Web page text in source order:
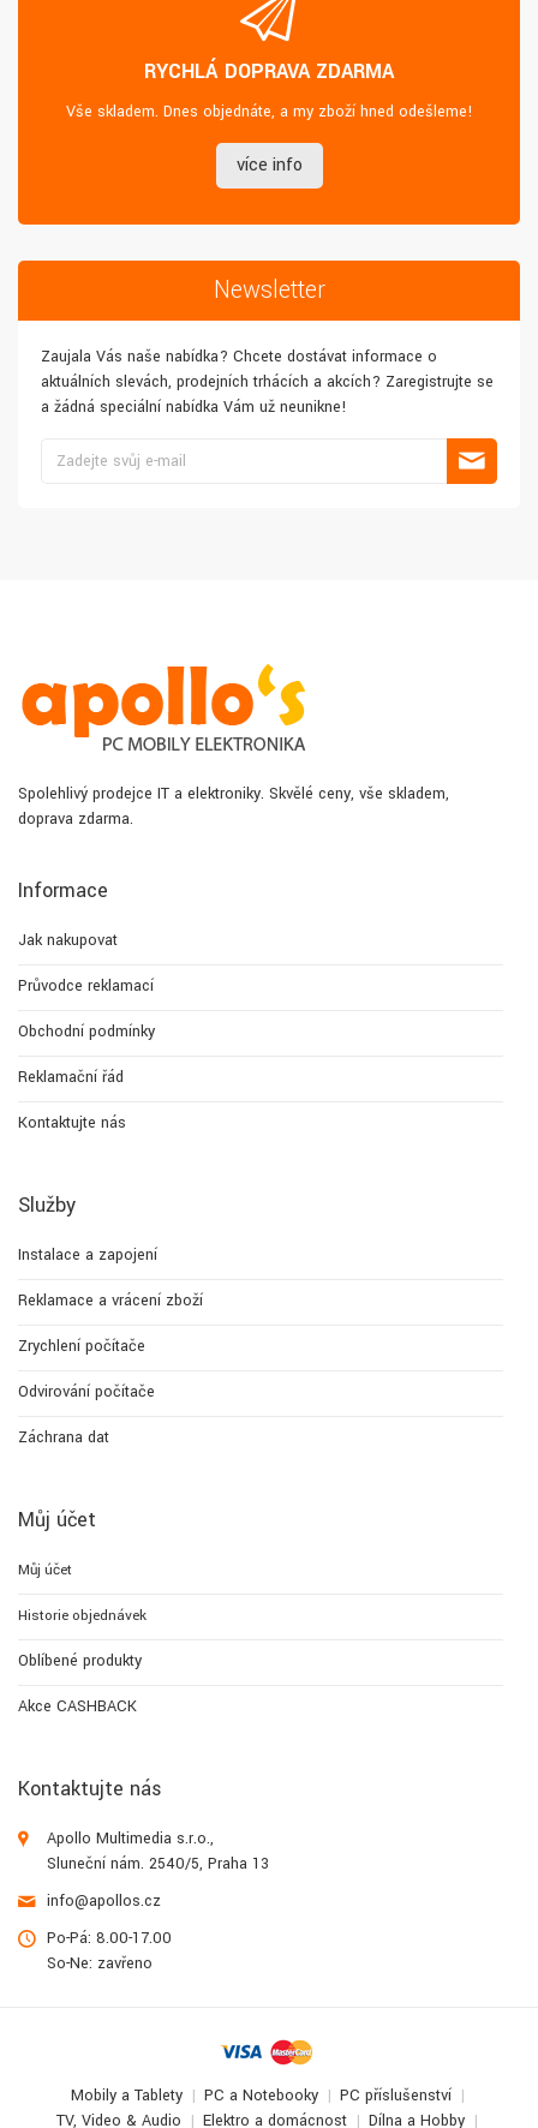
RYCHLÁ DOPRAVA ZDARMA
Vše skladem. Dnes objednáte, a my zboží hned odešleme!
více info
Newsletter
Zaujala Vás naše nabídka? Chcete dostávat informace o
aktuálních slevách, prodejních trhácích a akcích? Zaregistrujte se
a žádná speciální nabídka Vám už neunikne!
Spolehlivý prodejce IT a elektroniky. Skvělé ceny, vše skladem,
doprava zdarma.
Informace
Jak nakupovat
Průvodce reklamací
Obchodní podmínky
Reklamační řád
Kontaktujte nás
Služby
Instalace a zapojení
Reklamace a vrácení zboží
Zrychlení počítače
Odvirování počítače
Záchrana dat
Můj účet
Můj účet
Historie objednávek
Oblíbené produkty
Akce CASHBACK
Kontaktujte nás
Apollo Multimedia s.r.o.,
Sluneční nám. 2540/5, Praha 13
info@apollos.cz
Po-Pá: 8.00-17.00
So-Ne: zavřeno
Mobily a Tablety PC a Notebooky
PC příslušenství
TV, Video & Audio
Elektro a domácnost Dílna a Hobby